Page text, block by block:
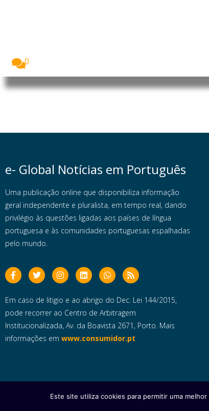
0
e- Global Notícias em Português
Uma publicação online que disponibiliza informação
geral independente e pluralista, em tempo real, dando
privilégio às questões ligadas aos países de língua
portuguesa e às comunidades portuguesas espalhadas
pelo mundo.
Em caso de litigio e ao abrigo do Dec. Lei 144/2015,
pode recorrer ao Centro de Arbitragem
Institucionalizada, Av. da Boavista 2671, Porto. Mais
informações em www.consumidor.pt
Copyright © 2025 e- Global Notícias em Português | Todos
Este site utiliza cookies para permitir uma